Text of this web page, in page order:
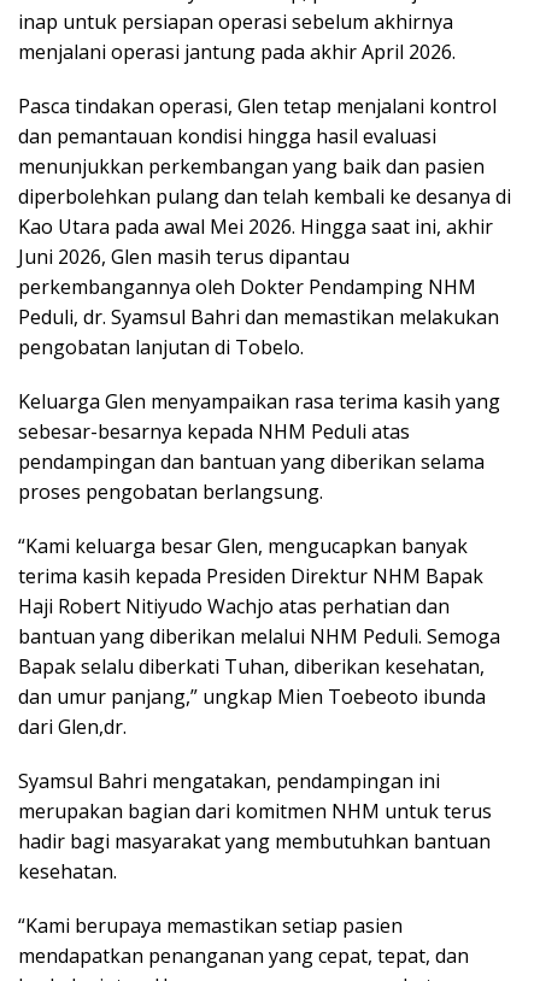
inap untuk persiapan operasi sebelum akhirnya
menjalani operasi jantung pada akhir April 2026.
Pasca tindakan operasi, Glen tetap menjalani kontrol
dan pemantauan kondisi hingga hasil evaluasi
menunjukkan perkembangan yang baik dan pasien
diperbolehkan pulang dan telah kembali ke desanya di
Kao Utara pada awal Mei 2026. Hingga saat ini, akhir
Juni 2026, Glen masih terus dipantau
perkembangannya oleh Dokter Pendamping NHM
Peduli, dr. Syamsul Bahri dan memastikan melakukan
pengobatan lanjutan di Tobelo.
Keluarga Glen menyampaikan rasa terima kasih yang
sebesar-besarnya kepada NHM Peduli atas
pendampingan dan bantuan yang diberikan selama
proses pengobatan berlangsung.
“Kami keluarga besar Glen, mengucapkan banyak
terima kasih kepada Presiden Direktur NHM Bapak
Haji Robert Nitiyudo Wachjo atas perhatian dan
bantuan yang diberikan melalui NHM Peduli. Semoga
Bapak selalu diberkati Tuhan, diberikan kesehatan,
dan umur panjang,” ungkap Mien Toebeoto ibunda
dari Glen,dr.
Syamsul Bahri mengatakan, pendampingan ini
merupakan bagian dari komitmen NHM untuk terus
hadir bagi masyarakat yang membutuhkan bantuan
kesehatan.
“Kami berupaya memastikan setiap pasien
mendapatkan penanganan yang cepat, tepat, dan